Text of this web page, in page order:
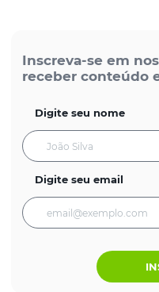
Inscreva-se em
receber conteúdo
Digite seu nome
Digite seu email